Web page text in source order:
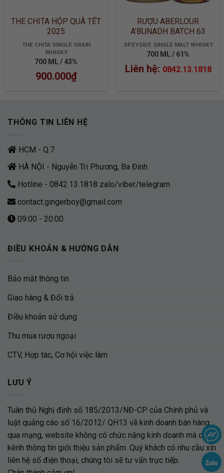
THE CHITA HỘP QUÀ TẾT
2025
THE CHITA SINGLE GRAIN
WHISKY
700 ML / 43%
900.000₫
RƯỢU ABERLOUR
A’BUNADH BATCH 63
SPEYSIDE SINGLE MALT WHISKY
700 ML / 61%
Liên hệ: 0842.13.1818
THÔNG TIN LIÊN HỆ
HCM - Q.7
HÀ NỘI - Nguyễn Tri Phương, Ba Đình
Hotline - 0842.13.1818 zalo/viber/telegram
contact.gingerboy@gmail.com
09:00 - 20:00
ĐIỀU KHOẢN & HƯỚNG DẪN
Bảo mật thông tin
Giao hàng & Đổi trả
Điều khoản sử dụng
Thu mua rượu ngoại
CTV, Hợp tác, Cơ hội việc làm
LƯU Ý
Tuân thủ Nghị định số 185/2013/NĐ-CP của Chính phủ và
luật quảng cáo số 16/2012/ QH13 về kinh doanh bán hàng
qua mạng, website không có chức năng kinh doanh mà chỉ là
kênh thông tin giới thiệu sản phẩm. Quý khách có nhu cầu xin
liên hệ số điện thoại, chúng tôi sẽ tư vấn trực tiếp.